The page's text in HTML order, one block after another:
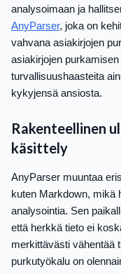
analysoimaan ja
AnyParser, joka on
vahvana asiakirjojen
asiakirjojen
turvallisuushaasteita
kykyjensä ansiosta.
Rakenteellinen
käsittely
AnyParser muuntaa
kuten Markdown, mikä
analysointia. Sen
että herkkä tieto ei
merkittävästi vähentää
purkutyökalu on